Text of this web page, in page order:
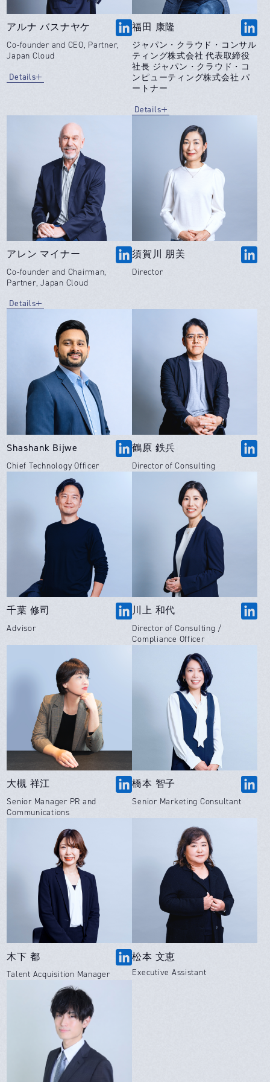
アルナ バスナヤケ
Co-founder and CEO, Partner,
Japan Cloud
Details
福田 康隆
ジャパン・クラウド・コンサル
ティング株式会社 代表取締役
社長 ジャパン・クラウド・コ
ンピューティング株式会社 パ
ートナー
Details
アレン マイナー
Co-founder and Chairman,
Partner, Japan Cloud
Details
須賀川 朋美
Director
Shashank Bijwe
Chief Technology Officer
鶴原 鉄兵
Director of Consulting
千葉 修司
Advisor
川上 和代
Director of Consulting /
Compliance Officer
大槻 祥江
Senior Manager PR and
Communications
橋本 智子
Senior Marketing Consultant
木下 都
Talent Acquisition Manager
松本 文恵
Executive Assistant